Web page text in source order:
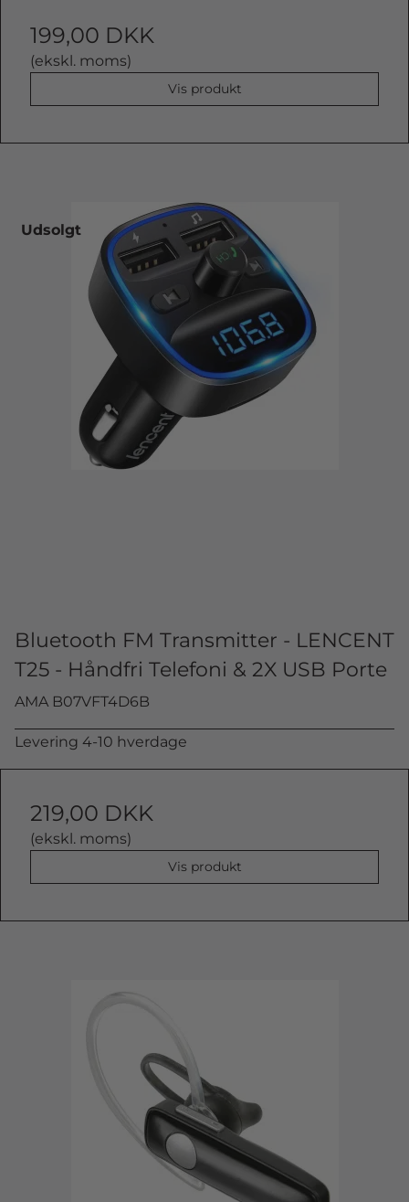
199,00 DKK
(ekskl. moms)
Vis produkt
Udsolgt
Bluetooth FM Transmitter - LENCENT
T25 - Håndfri Telefoni & 2X USB Porte
AMA B07VFT4D6B
Levering 4-10 hverdage
219,00 DKK
(ekskl. moms)
Vis produkt